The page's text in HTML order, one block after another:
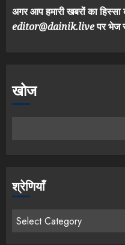
अगर आप हमारी खबरों का
editor@dainik.liveपर भेज
खोज
श्रेणियाँ